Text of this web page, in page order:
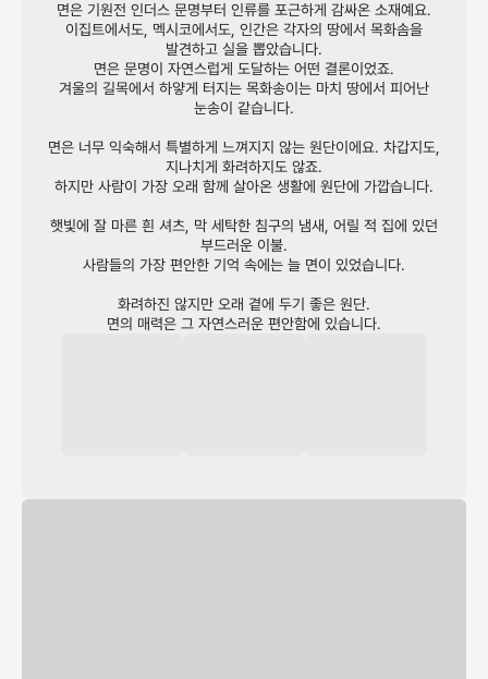
면은 기원전 인더스 문명부터 인류를 포근하게 감싸온 소재예요.
이집트에서도, 멕시코에서도, 인간은 각자의 땅에서 목화솜을
발견하고 실을 뽑았습니다.
면은 문명이 자연스럽게 도달하는 어떤 결론이었죠.
겨울의 길목에서 하얗게 터지는 목화송이는 마치 땅에서 피어난
눈송이 같습니다.
면은 너무 익숙해서 특별하게 느껴지지 않는 원단이에요. 차갑지도,
지나치게 화려하지도 않죠.
하지만 사람이 가장 오래 함께 살아온 생활에 원단에 가깝습니다.
햇빛에 잘 마른 흰 셔츠, 막 세탁한 침구의 냄새, 어릴 적 집에 있던
부드러운 이불.
사람들의 가장 편안한 기억 속에는 늘 면이 있었습니다.
화려하진 않지만 오래 곁에 두기 좋은 원단.
면의 매력은 그 자연스러운 편안함에 있습니다.